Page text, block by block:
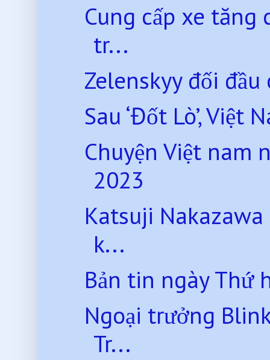
Cung cấp xe tăng
tr...
Zelenskyy đối
Sau ‘Đốt Lò’,
Chuyện Việt nam
2023
Katsuji Nakazawa
k...
Bản tin ngày Thứ
Ngoại trưởng
Tr...